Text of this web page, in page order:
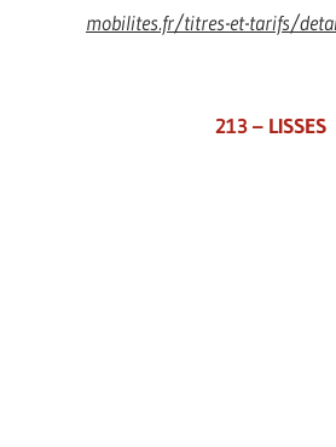
mobilites.fr/titres-et-tarifs/
213 – LISSES